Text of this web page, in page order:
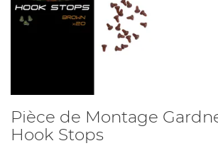
Pièce de Montage
Hook Stops